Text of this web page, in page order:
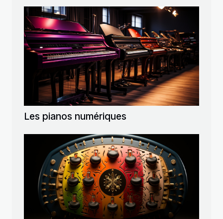
Les pianos numériques